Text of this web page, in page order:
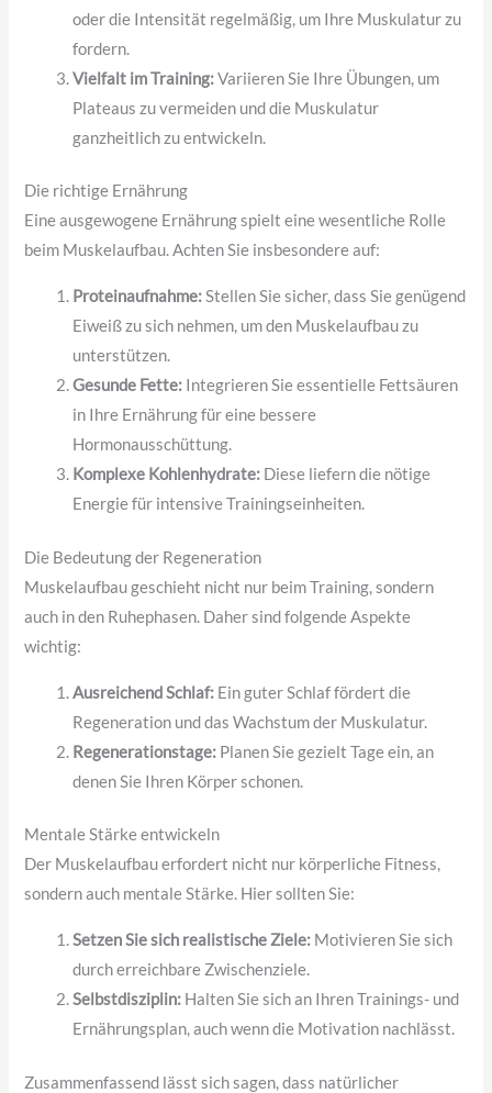
oder die Intensität regelmäßig, um Ihre Muskulatur zu
fordern.
Vielfalt im Training:Variieren Sie Ihre Übungen, um
Plateaus zu vermeiden und die Muskulatur
ganzheitlich zu entwickeln.
Die richtige Ernährung
Eine ausgewogene Ernährung spielt eine wesentliche Rolle
beim Muskelaufbau. Achten Sie insbesondere auf:
Proteinaufnahme:Stellen Sie sicher, dass Sie genügend
Eiweiß zu sich nehmen, um den Muskelaufbau zu
unterstützen.
Gesunde Fette: Integrieren Sie essentielle Fettsäuren
in Ihre Ernährung für eine bessere
Hormonausschüttung.
Komplexe Kohlenhydrate: Diese liefern die nötige
Energie für intensive Trainingseinheiten.
Die Bedeutung der Regeneration
Muskelaufbau geschieht nicht nur beim Training, sondern
auch in den Ruhephasen. Daher sind folgende Aspekte
wichtig:
Ausreichend Schlaf: Ein guter Schlaf fördert die
Regeneration und das Wachstum der Muskulatur.
Regenerationstage: Planen Sie gezielt Tage ein, an
denen Sie Ihren Körper schonen.
Mentale Stärke entwickeln
Der Muskelaufbau erfordert nicht nur körperliche Fitness,
sondern auch mentale Stärke. Hier sollten Sie:
Setzen Sie sich realistische Ziele: Motivieren Sie sich
durch erreichbare Zwischenziele.
Selbstdisziplin: Halten Sie sich an Ihren Trainings- und
Ernährungsplan, auch wenn die Motivation nachlässt.
Zusammenfassend lässt sich sagen, dass natürlicher